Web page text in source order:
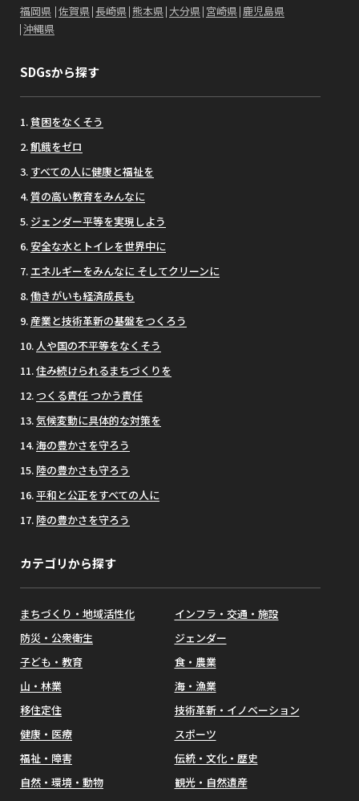
福岡県 佐賀県 長崎県 熊本県 大分県 宮崎県 鹿児島県
沖縄県
SDGsから探す
貧困をなくそう
飢餓をゼロ
すべての人に健康と福祉を
質の高い教育をみんなに
ジェンダー平等を実現しよう
安全な水とトイレを世界中に
エネルギーをみんなに そしてクリーンに
働きがいも経済成長も
産業と技術革新の基盤をつくろう
人や国の不平等をなくそう
住み続けられるまちづくりを
つくる責任 つかう責任
気候変動に具体的な対策を
海の豊かさを守ろう
陸の豊かさも守ろう
平和と公正をすべての人に
陸の豊かさを守ろう
カテゴリから探す
まちづくり・地域活性化
インフラ・交通・施設
防災・公衆衛生
ジェンダー
子ども・教育
食・農業
山・林業
海・漁業
移住定住
技術革新・イノベーション
健康・医療
スポーツ
福祉・障害
伝統・文化・歴史
自然・環境・動物
観光・自然遺産